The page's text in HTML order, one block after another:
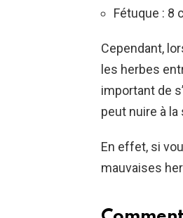
Fétuque : 8
Cependant,
les herbes
important de
peut nuire à
En effet, si
mauvaises